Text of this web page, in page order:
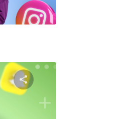
טוויטר